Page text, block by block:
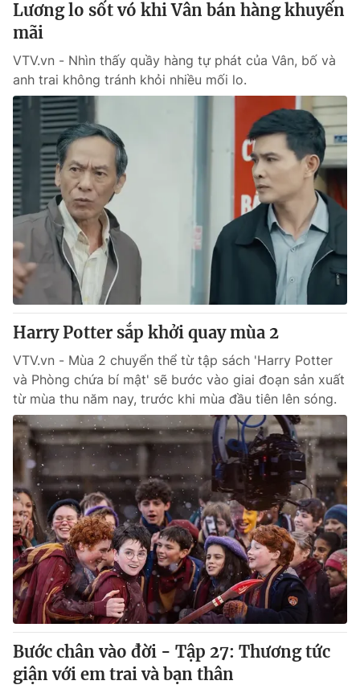
Nguyễn Trọng Ninh
Tổng đài VTV:
toasoan@vtv.vn
Liên hệ quảng cáo:024-7300.7108
® Cấm sao chép dưới mọi hình thức nếu không có sự chấp
thuận bằng văn bản. Ghi rõ nguồn VTV.vn khi phát hành lại
thông tin từ website này.
Lương lo sốt vó khi Vân bán hàng khuyến
mãi
VTV.vn - Nhìn thấy quầy hàng tự phát của Vân, bố và
anh trai không tránh khỏi nhiều mối lo.
Harry Potter sắp khởi quay mùa 2
VTV.vn - Mùa 2 chuyển thể từ tập sách 'Harry Potter
và Phòng chứa bí mật' sẽ bước vào giai đoạn sản xuất
từ mùa thu năm nay, trước khi mùa đầu tiên lên sóng.
Bước chân vào đời - Tập 27: Thương tức
giận với em trai và bạn thân